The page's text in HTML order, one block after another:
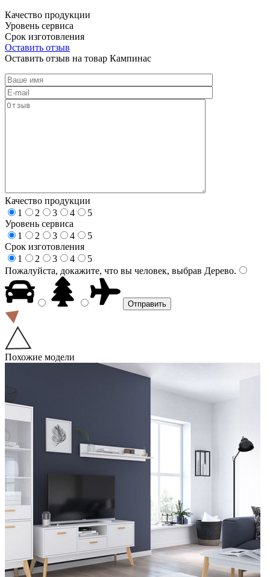
Качество продукции
Уровень сервиса
Срок изготовления
Оставить отзыв
Оставить отзыв на товар Кампинас
Качество продукции
1
2 3 4
5
Уровень сервиса
1
2 3 4
5
Срок изготовления
1
2 3 4
5
Пожалуйста, докажите, что вы человек, выбрав Дерево.
Похожие модели